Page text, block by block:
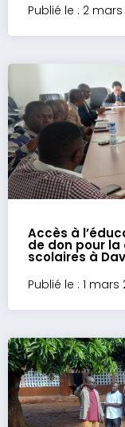
Publié le : 2
Accès à
de don pour
scolaires à
Publié le : 1 mars